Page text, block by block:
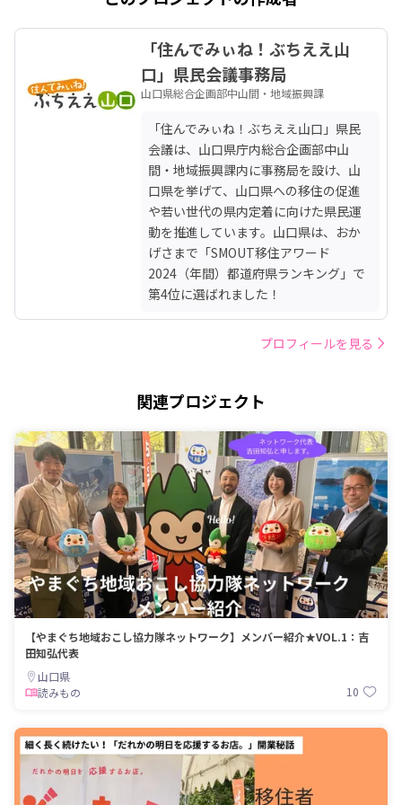
「住んでみぃね！ぶちええ山
口」県民会議事務局
山口県総合企画部中山間・地域振興課
「住んでみぃね！ぶちええ山口」県民
会議は、山口県庁内総合企画部中山
間・地域振興課内に事務局を設け、山
口県を挙げて、山口県への移住の促進
や若い世代の県内定着に向けた県民運
動を推進しています。山口県は、おか
げさまで「SMOUT移住アワード
2024（年間）都道府県ランキング」で
第4位に選ばれました！
プロフィールを見る
関連プロジェクト
【やまぐち地域おこし協力隊ネットワーク】メンバー紹介★VOL.1：吉
田知弘代表
山口県
読みもの
10